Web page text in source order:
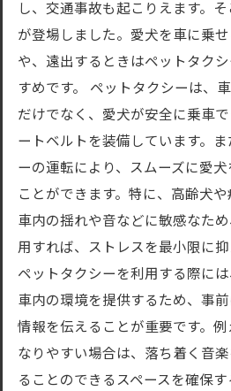
し、交通事故も起こりえます。
が登場しました。愛犬を車に乗
や、遠出するときはペットタク
すめです。 ペットタクシーは、
だけでなく、愛犬が安全に乗車
ートベルトを装備しています。
ーの運転により、スムーズに愛
ことができます。特に、高齢犬や
車内の揺れや音などに敏感なた
用すれば、ストレスを最小限に抑
ペットタクシーを利用する際に
車内の環境を提供するため、事
情報を伝えることが重要です。
なりやすい場合は、落ち着く音
ることのできるスペースを確保